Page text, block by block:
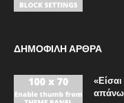
ΔΗΜΟΦΙΛΗ ΑΡΘΡΑ
απάνω.